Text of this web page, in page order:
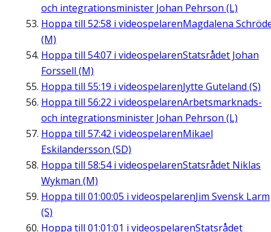
och integrationsminister Johan Pehrson (L)
Hoppa till 52:58 i videospelarenMagdalena
(M)
Hoppa till 54:07 i videospelarenStatsrådet Johan
Forssell (M)
Hoppa till 55:19 i videospelarenJytte Guteland (S)
Hoppa till 56:22 i videospelarenArbetsmarknads-
och integrationsminister Johan Pehrson (L)
Hoppa till 57:42 i videospelarenMikael
Eskilandersson (SD)
Hoppa till 58:54i videospelarenStatsrådet Niklas
Wykman (M)
Hoppa till 01:00:05 i videospelarenJim Svensk Larm
(S)
Hoppa till 01:01:01 i videospelarenStatsrådet